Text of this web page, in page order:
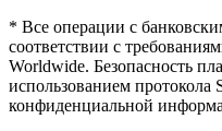
* Все операции с
соответствии с
Worldwide. Безопасность
использованием протокола
конфиденциальной